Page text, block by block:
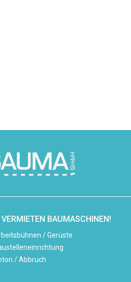
VERMIETEN BAUMASCHINEN!
/ Gerüste
/ Abbruch